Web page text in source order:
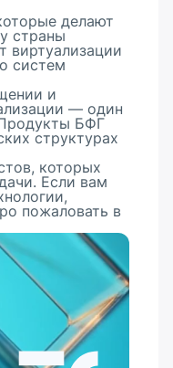
делают
страны
виртуализации
систем
и
— один
БФГ
структурах
которых
Если вам
пожаловать в